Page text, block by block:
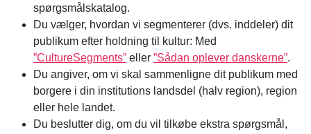
spørgsmålskatalog. ​
Du vælger, hvordan vi segmenterer (dvs. inddeler) dit
publikum efter holdning til kultur: Med
”CultureSegments” eller ”Sådan oplever danskerne”. ​
Du angiver, om vi skal sammenligne dit publikum med
borgere i din institutions landsdel (halv region), region
eller hele landet.
​Du beslutter dig, om du vil tilkøbe ekstra spørgsmål,